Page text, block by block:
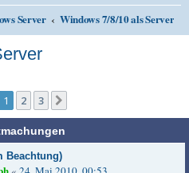
Server Windows 7/8/10 als Server
1 2 3
Beachtung)